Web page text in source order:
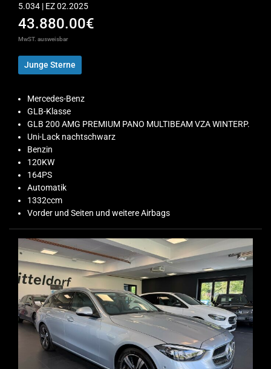
5.034 | EZ 02.2025
43.880.00€
MwST. ausweisbar
Junge Sterne
Mercedes-Benz
GLB-Klasse
GLB 200 AMG PREMIUM PANO MULTIBEAM VZA WINTERP.
Uni-Lack nachtschwarz
Benzin
120KW
164PS
Automatik
1332ccm
Vorder und Seiten und weitere Airbags